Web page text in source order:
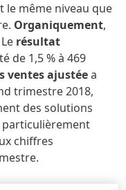
le même niveau que
Organiquement,
résultat
de 1,5 % à 469
ventes ajustéea
trimestre 2018,
des solutions
particulièrement
chiffres